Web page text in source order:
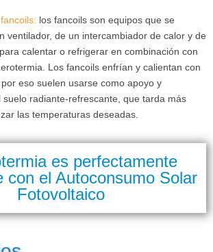
fancoils: los fancoils son equipos que se
ventilador, de un intercambiador de calor y de
calentar o refrigerar en combinación con
Los fancoils enfrían y calientan con
eso suelen usarse como apoyo y
suelo radiante-refrescante, que tarda más
las temperaturas deseadas.
es perfectamente
con el Autoconsumo Solar
Fotovoltaico